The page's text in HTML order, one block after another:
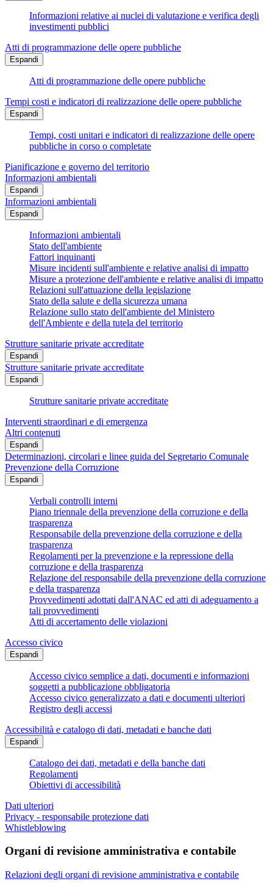
Informazioni relative ai nuclei di valutazione e verifica degli
investimenti pubblici
Atti di programmazione delle opere pubbliche
Espandi
Atti di programmazione delle opere pubbliche
Tempi costi e indicatori di realizzazione delle opere pubbliche
Espandi
Tempi, costi unitari e indicatori di realizzazione delle opere
pubbliche in corso o completate
Pianificazione e governo del territorio
Informazioni ambientali
Espandi
Informazioni ambientali
Espandi
Informazioni ambientali
Stato dell'ambiente
Fattori inquinanti
Misure incidenti sull'ambiente e relative analisi di impatto
Misure a protezione dell'ambiente e relative analisi di impatto
Relazioni sull'attuazione della legislazione
Stato della salute e della sicurezza umana
Relazione sullo stato dell'ambiente del Ministero
dell'Ambiente e della tutela del territorio
Strutture sanitarie private accreditate
Espandi
Strutture sanitarie private accreditate
Espandi
Strutture sanitarie private accreditate
Interventi straordinari e di emergenza
Altri contenuti
Espandi
Determinazioni, circolari e linee guida del Segretario Comunale
Prevenzione della Corruzione
Espandi
Verbali controlli interni
Piano triennale della prevenzione della corruzione e della
trasparenza
Responsabile della prevenzione della corruzione e della
trasparenza
Regolamenti per la prevenzione e la repressione della
corruzione e della trasparenza
Relazione del responsabile della prevenzione della corruzione
e della trasparenza
Provvedimenti adottati dall'ANAC ed atti di adeguamento a
tali provvedimenti
Atti di accertamento delle violazioni
Accesso civico
Espandi
Accesso civico semplice a dati, documenti e informazioni
soggetti a pubblicazione obbligatoria
Accesso civico generalizzato a dati e documenti ulteriori
Registro degli accessi
Accessibilità e catalogo di dati, metadati e banche dati
Espandi
Catalogo dei dati, metadati e della banche dati
Regolamenti
Obiettivi di accessibilità
Dati ulteriori
Privacy - responsabile protezione dati
Whistleblowing
Organi di revisione amministrativa e contabile
Relazioni degli organi di revisione amministrativa e contabile